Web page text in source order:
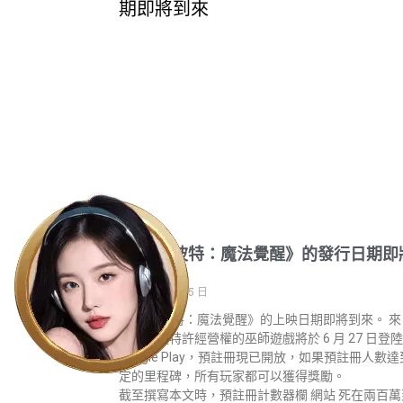
《哈利·波特：魔法覺醒》的發行日期即
到來
2023 年 6 月 25 日
《哈利·波特：魔法覺醒》的上映日期即將到來。 來
龐大媒體特許經營權的巫師遊戲將於 6 月 27 日登陸
Google Play，預註冊現已開放，如果預註冊人數達
定的里程碑，所有玩家都可以獲得獎勵。
截至撰寫本文時，預註冊計數器欄 網站 死在兩百萬